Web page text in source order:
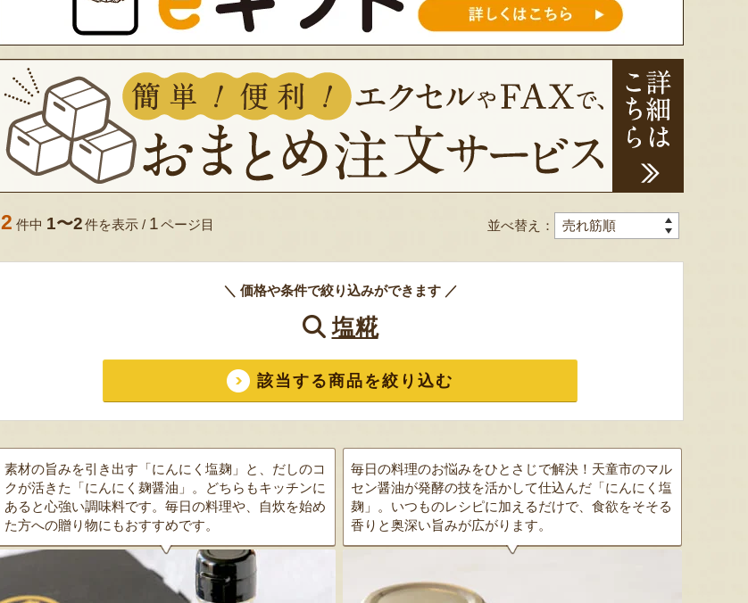
2 件中 1〜2件を表示 / 1ページ目 並べ替え：
＼ 価格や条件で絞り込みができます ／
塩糀
該当する商品を絞り込む
素材の旨みを引き出す「にんにく塩麹」と、だしのコ
クが活きた「にんにく麹醤油」。どちらもキッチンに
あると心強い調味料です。毎日の料理や、自炊を始め
た方への贈り物にもおすすめです。
毎日の料理のお悩みをひとさじで解決！天童市のマル
セン醤油が発酵の技を活かして仕込んだ「にんにく塩
麹」。いつものレシピに加えるだけで、食欲をそそる
香りと奥深い旨みが広がります。